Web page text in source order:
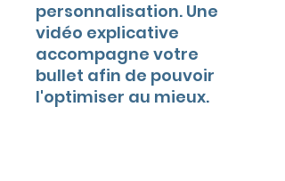
personnalisation. Une
vidéo explicative
accompagne votre
bullet afin de pouvoir
l'optimiser au mieux.